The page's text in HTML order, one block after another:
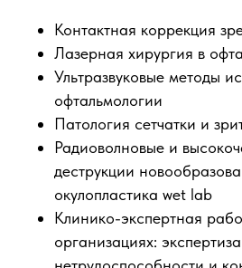
Контактная коррекция
Лазерная хирургия в
Ультразвуковые методы
офтальмологии
Патология сетчатки и
Радиоволновые и
деструкции
окулопластика wet lab
Клинико-экспертная
организациях: